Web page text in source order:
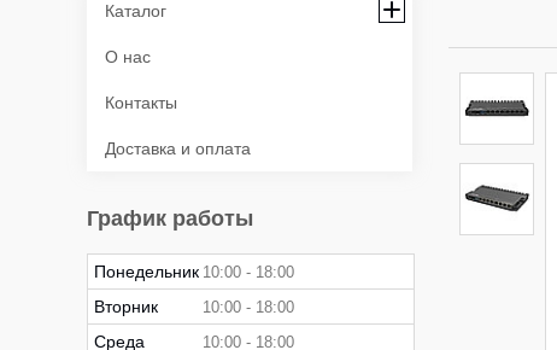
Каталог
О нас
Контакты
Доставка и оплата
График работы
Понедельник 10:00 18:00
Вторник 10:00 18:00
Среда 10:00 18:00